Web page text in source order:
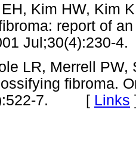
Kim HW, Kim
report of
LR, Merrell
fibroma.
7. [ Links